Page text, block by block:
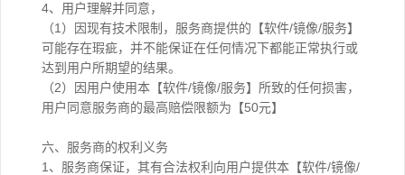
4、用户理解并同意，
（1）因现有技术限制，服务商提供的【软件/镜像/服务】
可能存在瑕疵，并不能保证在任何情况下都能正常执行或
达到用户所期望的结果。
（2）因用户使用本【软件/镜像/服务】所致的任何损害，
用户同意服务商的最高赔偿限额为【50元】
六、服务商的权利义务
1、服务商保证，其有合法权利向用户提供本【软件/镜像/